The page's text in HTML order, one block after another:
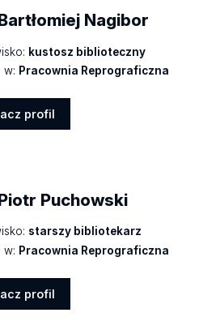
Nagibor
kustosz biblioteczny
w: Pracownia Reprograficzna
profil
Puchowski
starszy bibliotekarz
w: Pracownia Reprograficzna
profil